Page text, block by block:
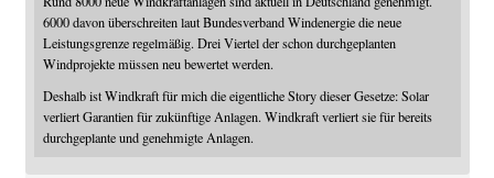
6000 davon überschreiten laut Bundesverband Windenergie die neue
Leistungsgrenze regelmäßig. Drei Viertel der schon durchgeplanten
Windprojekte müssen neu bewertet werden.
Deshalb ist Windkraft für mich die eigentliche Story dieser Gesetze: Solar
verliert Garantien für zukünftige Anlagen. Windkraft verliert sie für bereits
durchgeplante und genehmigte Anlagen.